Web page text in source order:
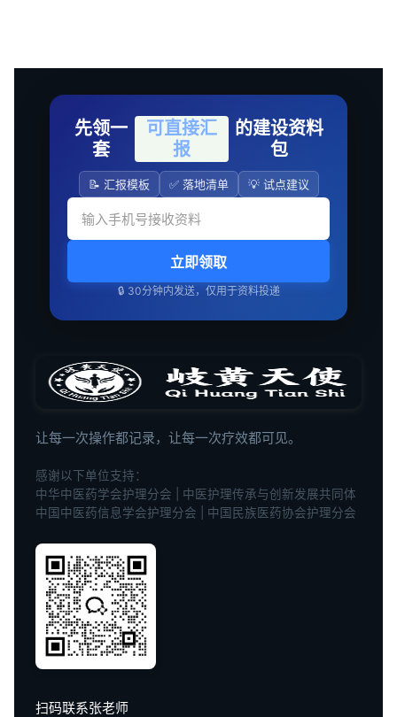
先领一
套
可直接汇
报
的建设资料
包
📝 汇报模板 ✅ 落地清单 💡 试点建议
立即领取
🔒 30分钟内发送，仅用于资料投递
让每一次操作都记录，让每一次疗效都可见。
感谢以下单位支持：
中华中医药学会护理分会 | 中医护理传承与创新发展共同体
中国中医药信息学会护理分会 | 中国民族医药协会护理分会
扫码联系张老师